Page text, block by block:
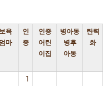
보육
엄마
인
증
인증
어린
이집
병아동
병후
아동
탄력
화
1